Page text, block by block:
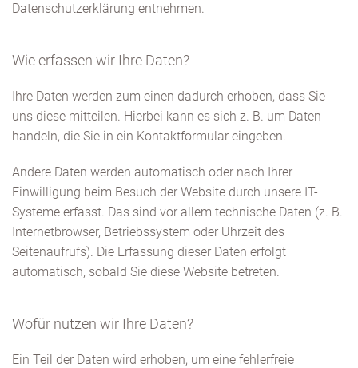
Datenschutzerklärung entnehmen.
Wie erfassen wir Ihre Daten?
Ihre Daten werden zum einen dadurch erhoben, dass Sie
uns diese mitteilen. Hierbei kann es sich z. B. um Daten
handeln, die Sie in ein Kontaktformular eingeben.
Andere Daten werden automatisch oder nach Ihrer
Einwilligung beim Besuch der Website durch unsere IT-
Systeme erfasst. Das sind vor allem technische Daten (z. B.
Internetbrowser, Betriebssystem oder Uhrzeit des
Seitenaufrufs). Die Erfassung dieser Daten erfolgt
automatisch, sobald Sie diese Website betreten.
Wofür nutzen wir Ihre Daten?
Ein Teil der Daten wird erhoben, um eine fehlerfreie